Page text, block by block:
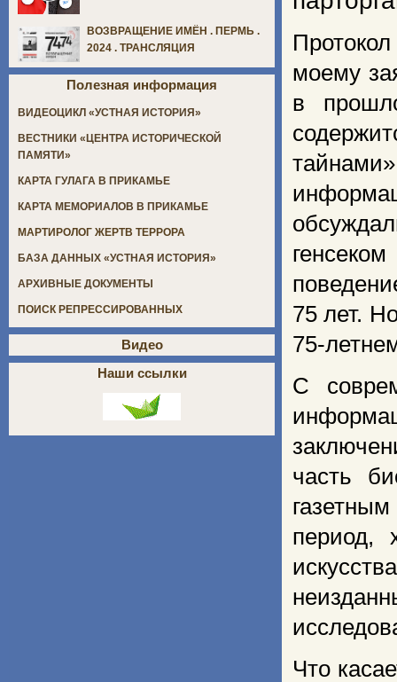
моему
в
75 лет.
75-
С
часть
период,
Что
ВОЗВРАЩЕНИЕ ИМЁН . ПЕРМЬ .
2024 . ТРАНСЛЯЦИЯ
Полезная информация
ВИДЕОЦИКЛ «УСТНАЯ ИСТОРИЯ»
ВЕСТНИКИ «ЦЕНТРА ИСТОРИЧЕСКОЙ
ПАМЯТИ»
КАРТА ГУЛАГА В ПРИКАМЬЕ
КАРТА МЕМОРИАЛОВ В ПРИКАМЬЕ
МАРТИРОЛОГ ЖЕРТВ ТЕРРОРА
БАЗА ДАННЫХ «УСТНАЯ ИСТОРИЯ»
АРХИВНЫЕ ДОКУМЕНТЫ
ПОИСК РЕПРЕССИРОВАННЫХ
Видео
Наши ссылки